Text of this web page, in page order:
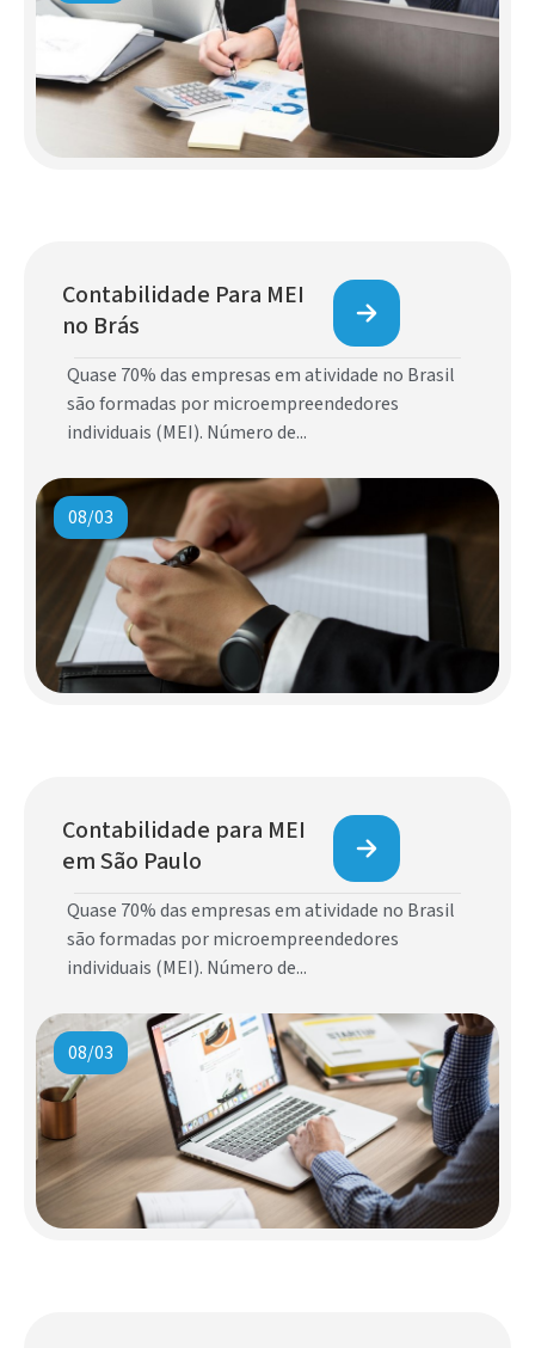
Contabilidade Para MEI
no Brás
Quase 70% das empresas em atividade no Brasil
são formadas por microempreendedores
individuais (MEI). Número de...
08/03
Contabilidade para MEI
em São Paulo
Quase 70% das empresas em atividade no Brasil
são formadas por microempreendedores
individuais (MEI). Número de...
08/03